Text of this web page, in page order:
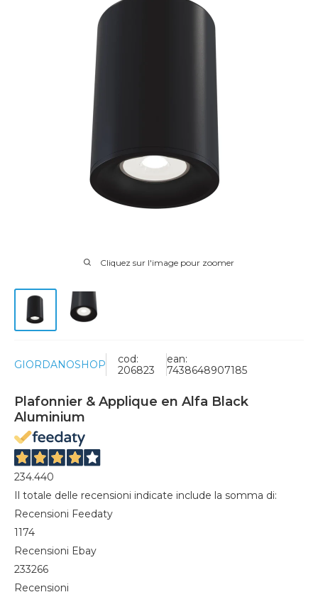
Cliquez sur l'image pour zoomer
GIORDANOSHOP
cod:
206823
ean:
7438648907185
Plafonnier & Applique en Alfa Black
Aluminium
234.440
Il totale delle recensioni indicate include la somma di:
Recensioni Feedaty
1174
Recensioni Ebay
233266
Recensioni